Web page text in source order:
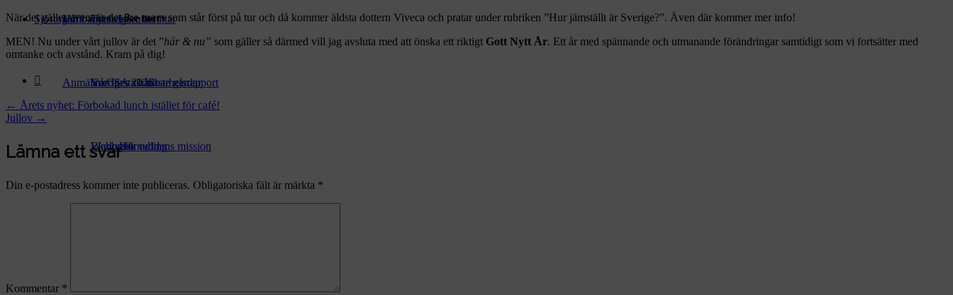
Tynnelsörutan
Sveriges skönaste gårdar
Hållbarhet
Vår första hållbarhetsrapport
Hornuddens mission
Ekologisk odling
Våra andelsägare berättar
Anmälan CSA 2026
Webbutik
Sjöstugan
När det gäller event är det8:e marssom står först på tur och då kommer äldsta dottern Viveca och pratar under rubriken ”Hur jämställt är Sverige?”. Även där kommer mer info!
MEN! Nu under vårt jullov är det ”här & nu” som gäller så därmed vill jag avsluta med att önska ett riktigt Gott Nytt År. Ett år med spännande och utmanande förändringar samtidigt som vi fortsätter med
omtanke och avstånd. Kram på dig!
Post
navigation
← Årets nyhet: Förbokad lunch istället för café!
Jullov →
Lämna ett svar
Din e-postadress kommer inte publiceras. Obligatoriska fält är märkta *
Kommentar *